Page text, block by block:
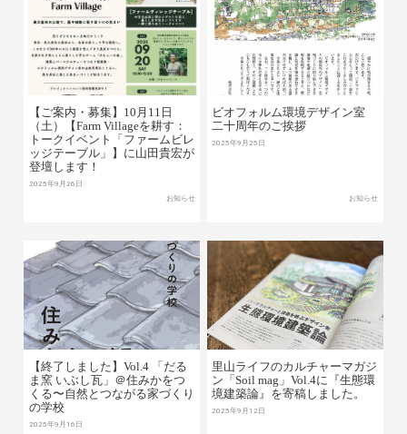
【ご案内・募集】10月11日
（土）【Farm Villageを耕す：
トークイベント「ファームビレ
ッジテーブル」】に山田貴宏が
登壇します！
2025年9月26日
お知らせ
ビオフォルム環境デザイン室
二十周年のご挨拶
2025年9月25日
お知らせ
【終了しました】Vol.4 「だる
ま窯 いぶし瓦」＠住みかをつ
くる〜自然とつながる家づくり
の学校
2025年9月16日
里山ライフのカルチャーマガジ
ン「Soil mag」Vol.4に『生態環
境建築論』を寄稿しました。
2025年9月12日